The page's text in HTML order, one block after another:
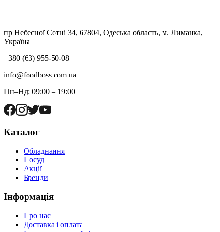
пр Небесної Сотні 34, 67804, Одеська область, м. Лиманка,
Україна
+380 (63) 955-50-08
info@foodboss.com.ua
Пн–Нд: 09:00 – 19:00
Каталог
Обладнання
Посуд
Акції
Бренди
Інформація
Про нас
Доставка і оплата